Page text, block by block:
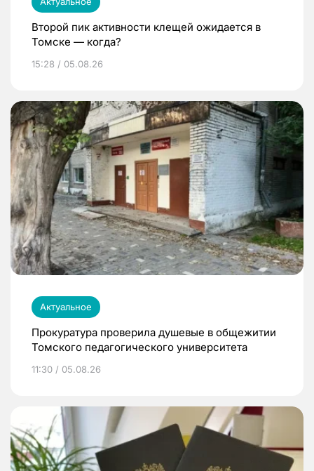
Второй пик активности клещей ожидается в
Томске — когда?
15:28 / 05.08.26
Актуальное
Прокуратура проверила душевые в общежитии
Томского педагогического университета
11:30 / 05.08.26